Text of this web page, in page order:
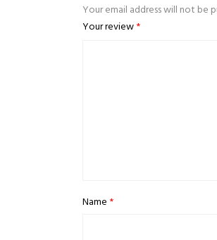
Your email address will not be
Your review*
Name *